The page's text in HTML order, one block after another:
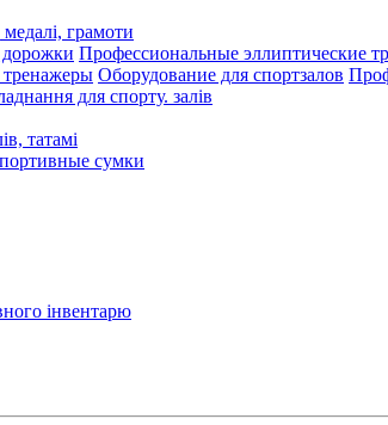
грамоти
Профессиональные эллиптические
Оборудование для спортзалов
для спорту. залів
татамі
сумки
інвентарю